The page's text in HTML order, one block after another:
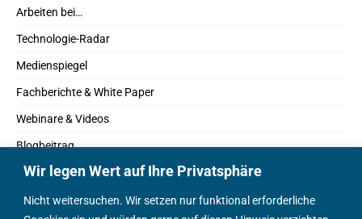
Wir legen Wert auf Ihre Privatsphäre
Nicht weitersuchen. Wir setzen nur funktional erforderliche
Arbeiten bei…
Technologie-Radar
Medienspiegel
Fachberichte & White Paper
Webinare & Videos
Blogbeitrag
Fachbücher
Marktreport